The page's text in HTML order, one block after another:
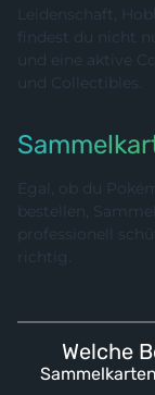
Leidenschaft,
findest du nicht
und eine aktive
und Collectibles.
Egal, ob du
bestellen,
professionell
richtig.
Welche